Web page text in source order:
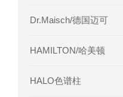
Dr.Maisch/德国迈可
HAMILTON/哈美顿
HALO色谱柱